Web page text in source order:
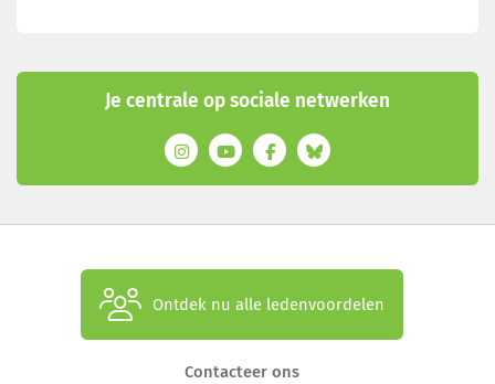
Je centrale op sociale netwerken
Ontdek nu alle ledenvoordelen
Contacteer ons